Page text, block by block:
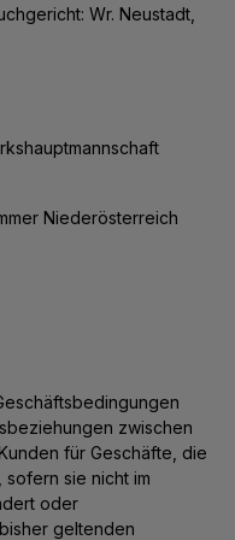
Wr. Neustadt,
Niederösterreich
zwischen
für Geschäfte, die
sofern sie nicht im
oder
geltenden